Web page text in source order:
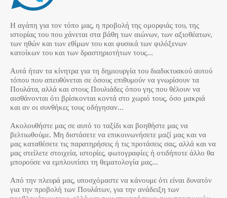
Η αγάπη για τον τόπο μας, η προβολή της ομορφιάς του, της
ιστορίας του που χάνεται στα βάθη των αιώνων, των αξιοθέατων,
των ηθών και των εθίμων του και φυσικά των φιλόξενων
κατοίκων του και των δραστηριοτήτων τους…
Αυτά ήταν τα κίνητρα για τη δημιουργία του διαδικτυακού αυτού
τόπου που απευθύνεται σε όσους επιθυμούν να γνωρίσουν τα
Πουλάτα, αλλά και στους Πουλιάδες όπου γης που θέλουν να
αισθάνονται ότι βρίσκονται κοντά στο χωριό τους, όσο μακριά
και αν οι συνθήκες τους οδήγησαν…
Ακολουθήστε μας σε αυτό το ταξίδι και βοηθήστε μας να
βελτιωθούμε. Μη διστάσετε να επικοινωνήσετε μαζί μας και να
μας καταθέσετε τις παρατηρήσεις ή τις προτάσεις σας, αλλά και να
μας στείλετε στοιχεία, ιστορίες, φωτογραφίες ή οτιδήποτε άλλο θα
μπορούσε να εμπλουτίσει τη θεματολογία μας…
Από την πλευρά μας, υποσχόμαστε να κάνουμε ότι είναι δυνατόν
για την προβολή των Πουλάτων, για την ανάδειξη των